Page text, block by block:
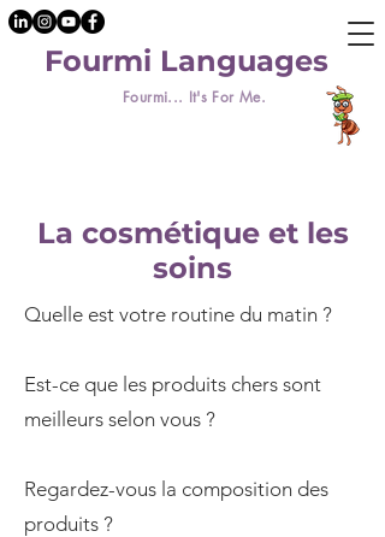
Fourmi... It's For Me.
Fourmi Languages
La cosmétique et les
soins
Quelle est votre routine du matin ?
Est-ce que les produits chers sont
meilleurs selon vous ?
Regardez-vous la composition des
produits ?